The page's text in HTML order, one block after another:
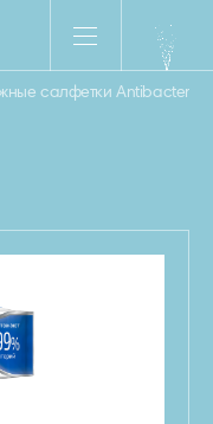
салфетки Antibacterial